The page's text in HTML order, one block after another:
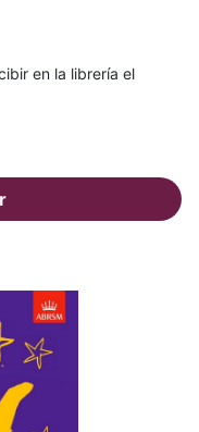
en la librería el